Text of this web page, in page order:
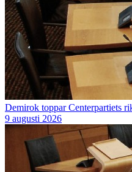
Demirok toppar Centerpartiets
9 augusti 2026